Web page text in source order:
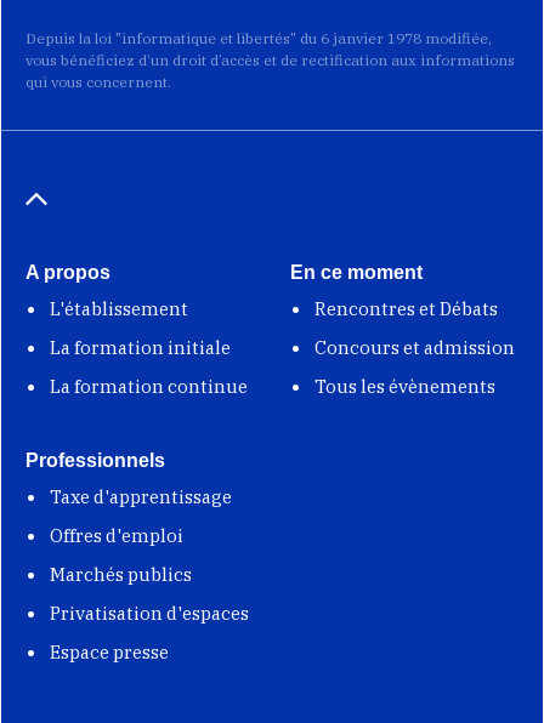
Depuis la loi "informatique et libertés" du 6 janvier 1978 modifiée,
vous bénéficiez d’un droit d’accès et de rectification aux informations
qui vous concernent.
A propos
L'établissement
La formation initiale
La formation continue
En ce moment
Rencontres et Débats
Concours et admission
Tous les évènements
Professionnels
Taxe d'apprentissage
Offres d'emploi
Marchés publics
Privatisation d'espaces
Espace presse